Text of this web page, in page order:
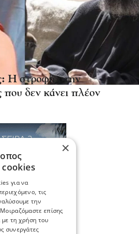
Η στροφή στην
που δεν κάνει πλέον
×
cookies
για να
τις
την
επίσης
με τη χρήση του
συνεργάτες